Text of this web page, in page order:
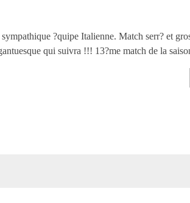
?quipe Italienne. Match serr? et
qui suivra !!! 13?me match de la